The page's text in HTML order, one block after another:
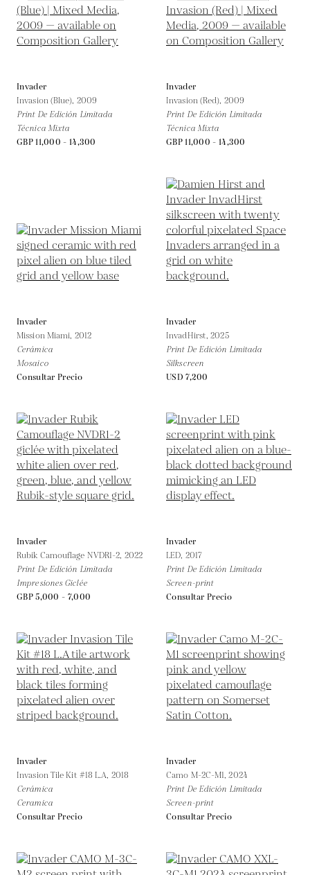
Invader
Invasion (Blue), 2009
Print De Edición Limitada
Técnica Mixta
GBP 11,000 - 14,300
Invader
Invasion (Red), 2009
Print De Edición Limitada
Técnica Mixta
GBP 11,000 - 14,300
Invader
Mission Miami, 2012
Cerámica
Mosaico
Consultar Precio
Invader
InvadHirst,2025
Print De Edición Limitada
Silkscreen
USD 7,200
Invader
Rubik Camouflage NVDR1-2, 2022
Print De Edición Limitada
Impresiones Giclée
GBP 5,000 - 7,000
Invader
LED, 2017
Print De Edición Limitada
Screen-print
Consultar Precio
Invader
Invasion Tile Kit #18 L.A, 2018
Cerámica
Ceramica
Consultar Precio
Invader
Camo M-2C-M1,2024
Print De Edición Limitada
Screen-print
Consultar Precio